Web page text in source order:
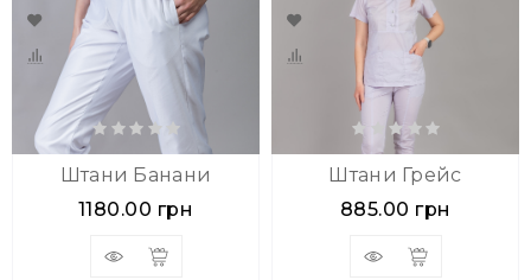
Штани Банани
1180.00 грн
Штани Грейс
885.00 грн